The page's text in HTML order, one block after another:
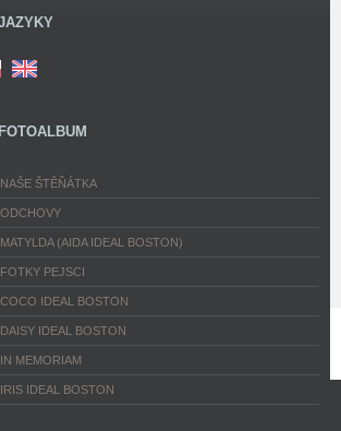
FOTOALBUM
NAŠE ŠTĚŇÁTKA
ODCHOVY
MATYLDA (AIDA IDEAL BOSTON)
FOTKY PEJSCI
COCO IDEAL BOSTON
DAISY IDEAL BOSTON
IN MEMORIAM
IRIS IDEAL BOSTON